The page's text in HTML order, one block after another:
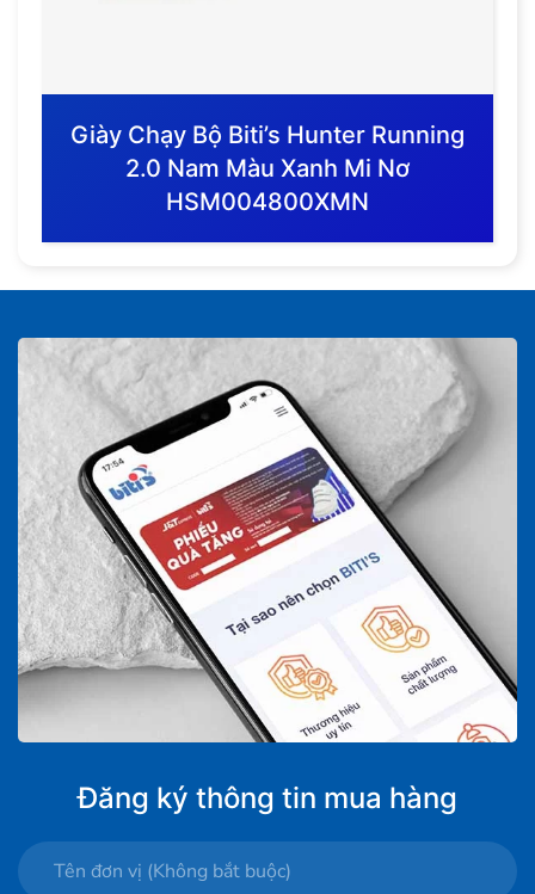
Giày Chạy Bộ Biti’s Hunter Running
2.0 Nam Màu Xanh Mi Nơ
HSM004800XMN
Đăng ký thông tin mua hàng